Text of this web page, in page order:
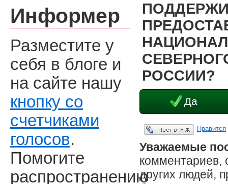
РОССИИ?
Да
Опубликовать в ЖЖ Нравится
Уважаемые
комментариев,
других людей,
Информер
Разместите у
себя в блоге и
на сайте нашу
кнопку со
счетчиками
голосов.
Помогите
распространению